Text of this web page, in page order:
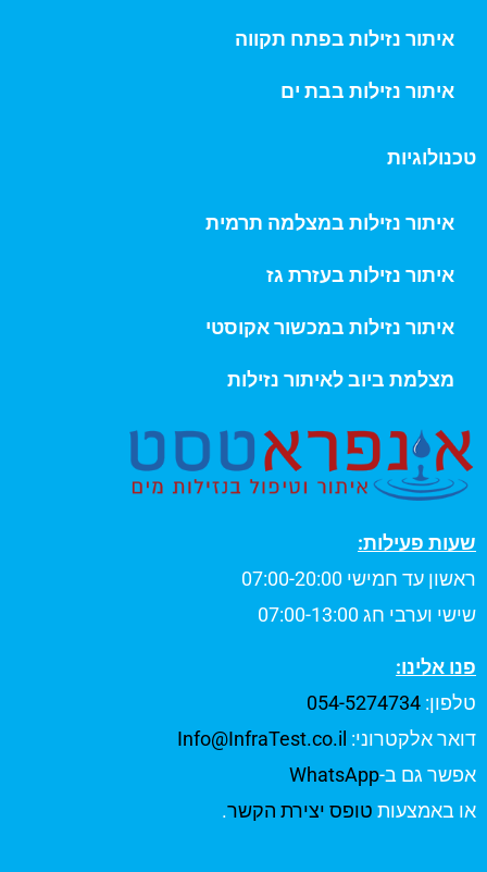
איתור נזילות בפתח תקווה
איתור נזילות בבת ים
טכנולוגיות
איתור נזילות במצלמה תרמית
איתור נזילות בעזרת גז
איתור נזילות במכשור אקוסטי
מצלמת ביוב לאיתור נזילות
שעות פעילות:
ראשון עד חמישי 07:00-20:00
שישי וערבי חג 07:00-13:00
פנו אלינו:
טלפון: 054-5274734
דואר אלקטרוני: Info@InfraTest.co.il
אפשר גם ב-WhatsApp
או באמצעות טופס יצירת הקשר.